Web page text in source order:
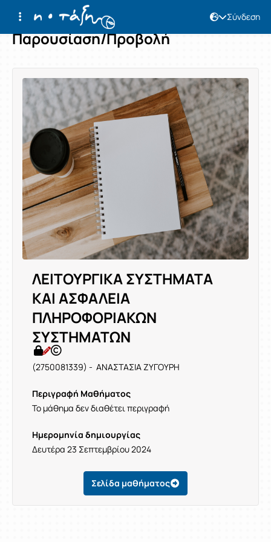
Σύνδεση
Παρουσίαση/Προβολή
ΛΕΙΤΟΥΡΓΙΚΑ ΣΥΣΤΗΜΑΤΑ
ΚΑΙ ΑΣΦΑΛΕΙΑ
ΠΛΗΡΟΦΟΡΙΑΚΩΝ
ΣΥΣΤΗΜΑΤΩΝ
(2750081339) - ΑΝΑΣΤΑΣΙΑ ΖΥΓΟΥΡΗ
Περιγραφή Μαθήματος
Το μάθημα δεν διαθέτει περιγραφή
Ημερομηνία δημιουργίας
Δευτέρα 23 Σεπτεμβρίου 2024
Σελίδα μαθήματος